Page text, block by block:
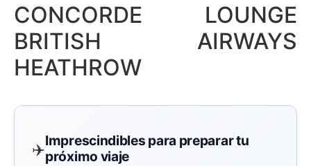
CONCORDE LOUNGE
BRITISH AIRWAYS
HEATHROW
✈️Imprescindibles para preparar tu
próximo viaje